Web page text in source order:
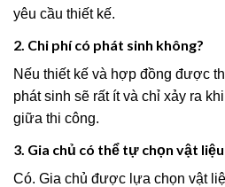
yêu cầu thiết kế.
2. Chi phí có phát sinh không?
Nếu thiết kế và hợp đồng được
phát sinh sẽ rất ít và chỉ xảy ra
giữa thi công.
3. Gia chủ có thể tự chọn vật
Có. Gia chủ được lựa chọn vật